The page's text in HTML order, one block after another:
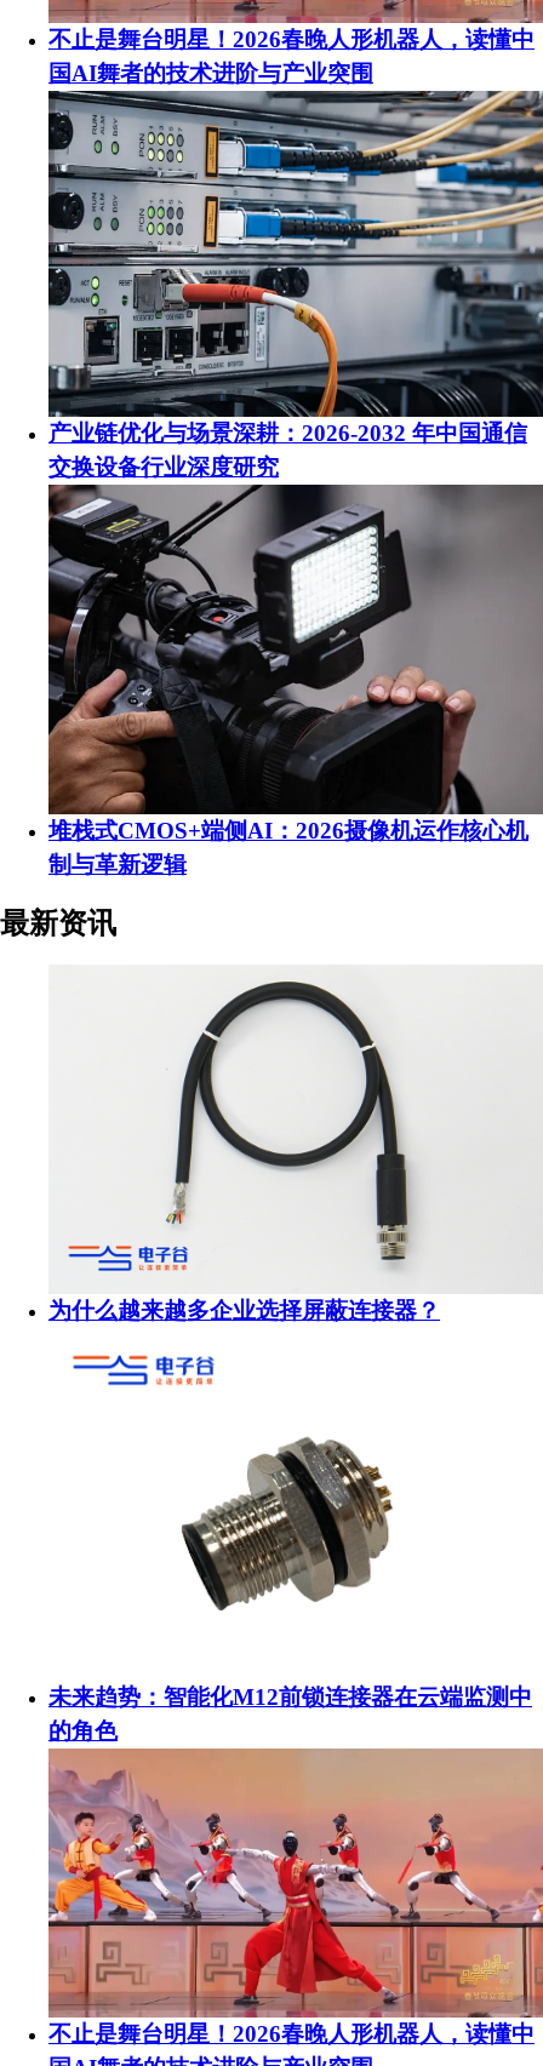
不止是舞台明星！2026春晚人形机器人，读懂中
国AI舞者的技术进阶与产业突围
产业链优化与场景深耕：2026-2032 年中国通信
交换设备行业深度研究
堆栈式CMOS+端侧AI：2026摄像机运作核心机
制与革新逻辑
最新资讯
为什么越来越多企业选择屏蔽连接器？
未来趋势：智能化M12前锁连接器在云端监测中
的角色
不止是舞台明星！2026春晚人形机器人，读懂中